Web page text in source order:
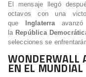
El mensaje llegó
octavos con una
que
Inglaterra
la República
selecciones se
WONDERWALL
EN EL MUNDIAL